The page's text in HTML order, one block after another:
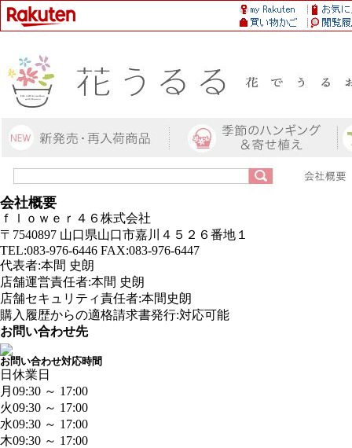
会社概要
ｆｌｏｗｅｒ４６株式会社
〒7540897 山口県山口市嘉川４５２６番地１
TEL:083-976-6446 FAX:083-976-6447
代表者:本間 史朗
店舗運営責任者:本間 史朗
店舗セキュリティ責任者:本間史朗
購入履歴からの適格請求書発行:対応可能
お問い合わせ先
お問い合わせ対応時間
日 休業日
月 09:30 ～ 17:00
火09:30 ～ 17:00
水09:30 ～ 17:00
木09:30 ～ 17:00